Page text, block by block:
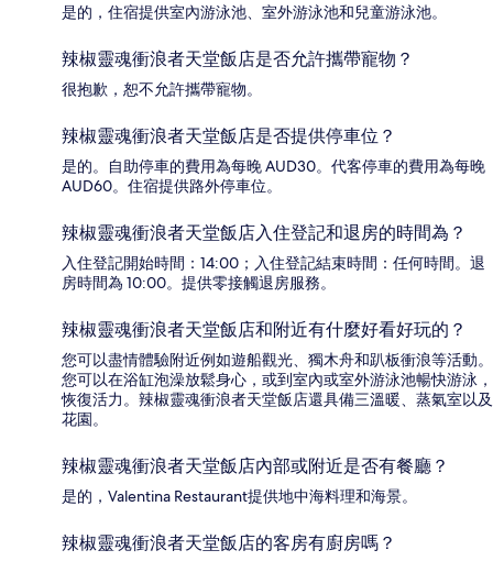
是的，住宿提供室內游泳池、室外游泳池和兒童游泳池。
辣椒靈魂衝浪者天堂飯店是否允許攜帶寵物？
很抱歉，恕不允許攜帶寵物。
辣椒靈魂衝浪者天堂飯店是否提供停車位？
是的。自助停車的費用為每晚 AUD30。代客停車的費用為每晚
AUD60。住宿提供路外停車位。
辣椒靈魂衝浪者天堂飯店入住登記和退房的時間為？
入住登記開始時間：14:00；入住登記結束時間：任何時間。退
房時間為 10:00。提供零接觸退房服務。
辣椒靈魂衝浪者天堂飯店和附近有什麼好看好玩的？
您可以盡情體驗附近例如遊船觀光、獨木舟和趴板衝浪等活動。
您可以在浴缸泡澡放鬆身心，或到室內或室外游泳池暢快游泳，
恢復活力。辣椒靈魂衝浪者天堂飯店還具備三溫暖、蒸氣室以及
花園。
辣椒靈魂衝浪者天堂飯店內部或附近是否有餐廳？
是的，Valentina Restaurant提供地中海料理和海景。
辣椒靈魂衝浪者天堂飯店的客房有廚房嗎？